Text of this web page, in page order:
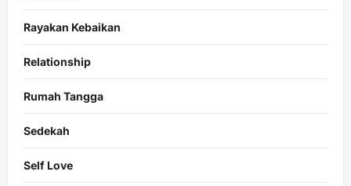
Rayakan Kebaikan
Relationship
Rumah Tangga
Sedekah
Self Love